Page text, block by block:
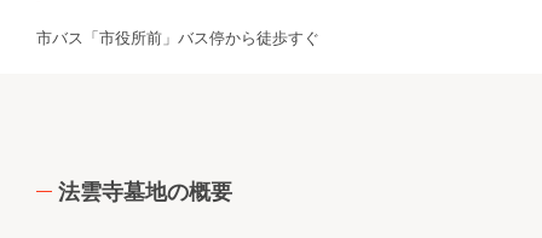
市バス「市役所前」バス停から徒歩すぐ
法雲寺墓地の概要